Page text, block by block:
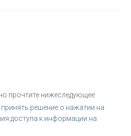
прочтите нижеследующее
решение о нажатии на
доступа к информации на